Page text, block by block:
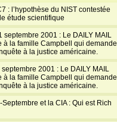
: l’hypothèse du NIST contestée
étude scientifique
septembre 2001 : Le DAILY MAIL
à la famille Campbell qui demande
à la justice américaine.
septembre 2001 : Le DAILY MAIL
à la famille Campbell qui demande
à la justice américaine.
Septembre et la CIA : Qui est Rich